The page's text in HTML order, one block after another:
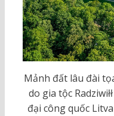
Mảnh đất lâu đài
do gia tộc
đại công quốc